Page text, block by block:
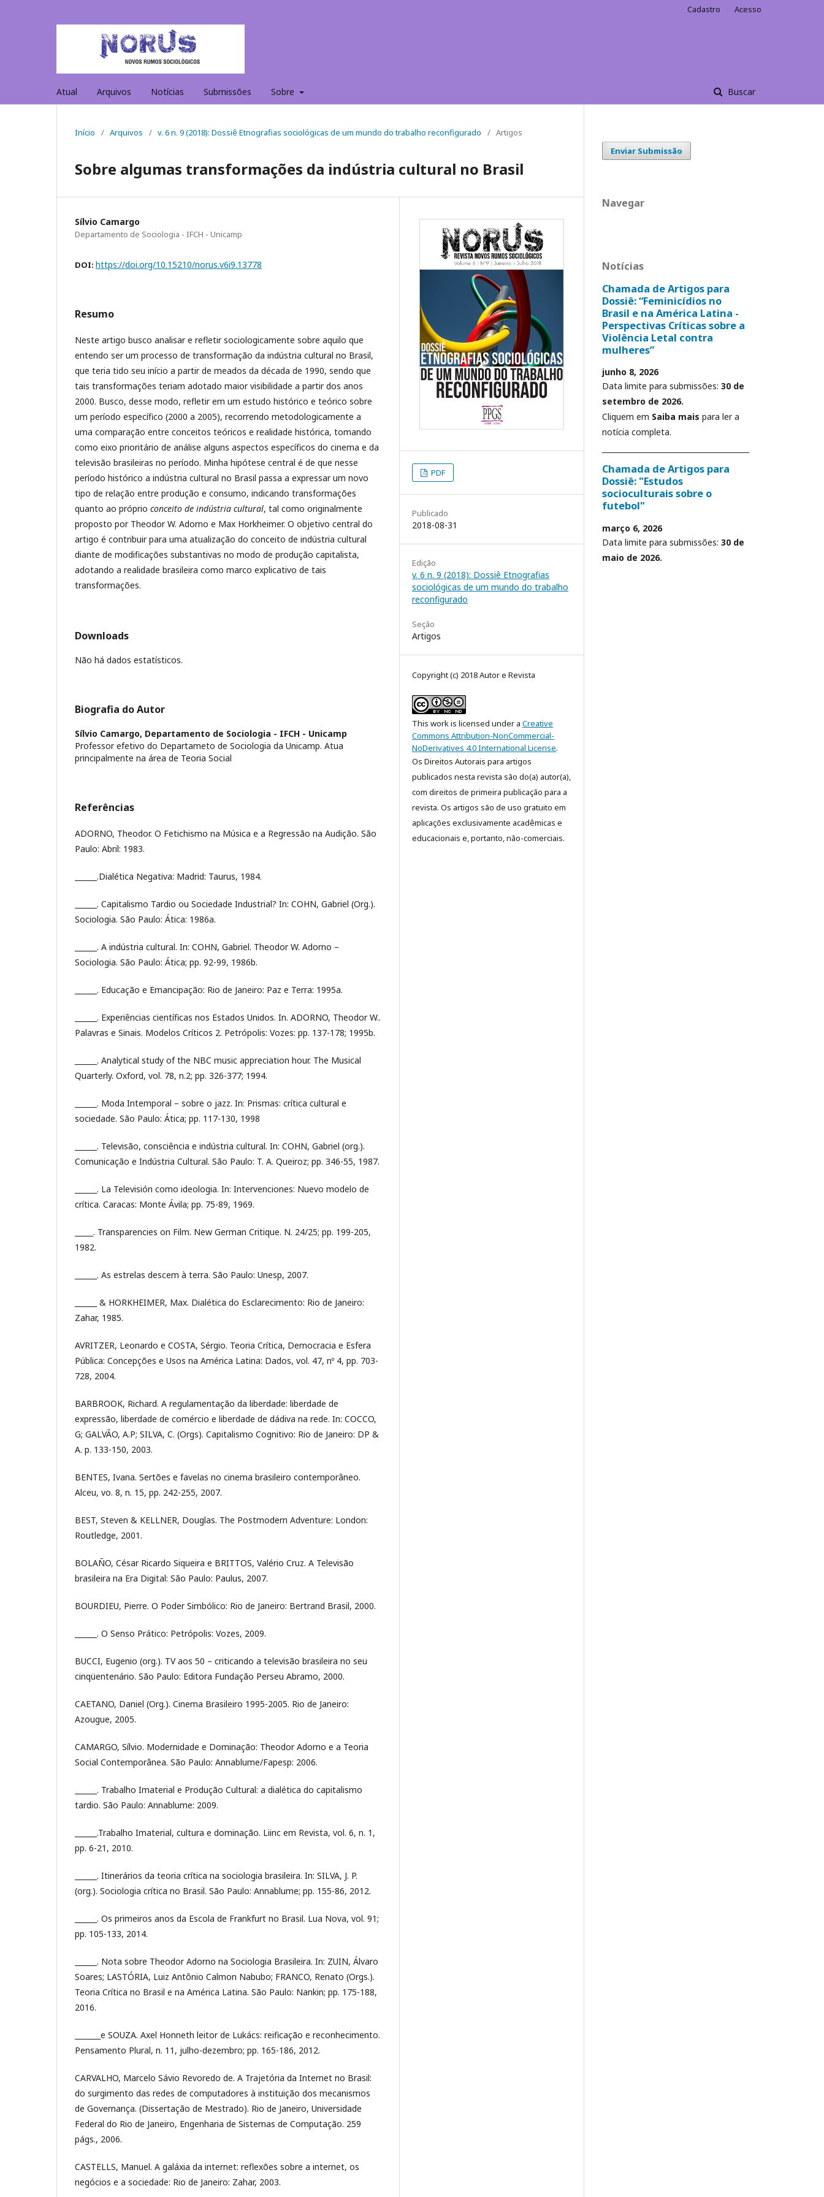
Atual Arquivos Notícias Submissões Sobre Buscar
Cadastro Acesso
Início / Arquivos / v. 6 n. 9 (2018): Dossiê Etnografias sociológicas de um mundo do trabalho reconfigurado / Artigos
Sobre algumas transformações da indústria cultural no Brasil
Sílvio Camargo
Departamento de Sociologia - IFCH - Unicamp
DOI: https://doi.org/10.15210/norus.v6i9.13778
Resumo
Neste artigo busco analisar e refletir sociologicamente sobre aquilo que
entendo ser um processo de transformação da indústria cultural no Brasil,
que teria tido seu início a partir de meados da década de 1990, sendo que
tais transformações teriam adotado maior visibilidade a partir dos anos
2000. Busco, desse modo, refletir em um estudo histórico e teórico sobre
um período específico (2000 a 2005), recorrendo metodologicamente a
uma comparação entre conceitos teóricos e realidade histórica, tomando
como eixo prioritário de análise alguns aspectos específicos do cinema e da
televisão brasileiras no período. Minha hipótese central é de que nesse
período histórico a indústria cultural no Brasil passa a expressar um novo
tipo de relação entre produção e consumo, indicando transformações
quanto ao próprio conceito de indústria cultural, tal como originalmente
proposto por Theodor W. Adorno e Max Horkheimer. O objetivo central do
artigo é contribuir para uma atualização do conceito de indústria cultural
diante de modificações substantivas no modo de produção capitalista,
adotando a realidade brasileira como marco explicativo de tais
transformações.
Downloads
Não há dados estatísticos.
Biografia do Autor
Sílvio Camargo, Departamento de Sociologia - IFCH - Unicamp
Professor efetivo do Departameto de Sociologia da Unicamp. Atua
principalmente na área de Teoria Social
Referências
ADORNO, Theodor. O Fetichismo na Música e a Regressão na Audição. São
Paulo: Abril: 1983.
______.Dialética Negativa: Madrid: Taurus, 1984.
______. Capitalismo Tardio ou Sociedade Industrial? In: COHN, Gabriel (Org.).
Sociologia. São Paulo: Ática: 1986a.
______. A indústria cultural. In: COHN, Gabriel. Theodor W. Adorno –
Sociologia. São Paulo: Ática; pp. 92-99, 1986b.
______. Educação e Emancipação: Rio de Janeiro: Paz e Terra: 1995a.
______. Experiências científicas nos Estados Unidos. In. ADORNO, Theodor W..
Palavras e Sinais. Modelos Críticos 2. Petrópolis: Vozes: pp. 137-178; 1995b.
______. Analytical study of the NBC music appreciation hour. The Musical
Quarterly. Oxford, vol. 78, n.2; pp. 326-377; 1994.
______. Moda Intemporal – sobre o jazz. In: Prismas: crítica cultural e
sociedade. São Paulo: Ática; pp. 117-130, 1998
______. Televisão, consciência e indústria cultural. In: COHN, Gabriel (org.).
Comunicação e Indústria Cultural. São Paulo: T. A. Queiroz; pp. 346-55, 1987.
______. La Televisión como ideologia. In: Intervenciones: Nuevo modelo de
crítica. Caracas: Monte Ávila; pp. 75-89, 1969.
_____. Transparencies on Film. New German Critique. N. 24/25; pp. 199-205,
1982.
______. As estrelas descem à terra. São Paulo: Unesp, 2007.
______ & HORKHEIMER, Max. Dialética do Esclarecimento: Rio de Janeiro:
Zahar, 1985.
AVRITZER, Leonardo e COSTA, Sérgio. Teoria Crítica, Democracia e Esfera
Pública: Concepções e Usos na América Latina: Dados, vol. 47, nº 4, pp. 703-
728, 2004.
BARBROOK, Richard. A regulamentação da liberdade: liberdade de
expressão, liberdade de comércio e liberdade de dádiva na rede. In: COCCO,
G; GALVÃO, A.P; SILVA, C. (Orgs). Capitalismo Cognitivo: Rio de Janeiro: DP &
A. p. 133-150, 2003.
BENTES, Ivana. Sertões e favelas no cinema brasileiro contemporâneo.
Alceu, vo. 8, n. 15, pp. 242-255, 2007.
BEST, Steven & KELLNER, Douglas. The Postmodern Adventure: London:
Routledge, 2001.
BOLAÑO, César Ricardo Siqueira e BRITTOS, Valério Cruz. A Televisão
brasileira na Era Digital: São Paulo: Paulus, 2007.
BOURDIEU, Pierre. O Poder Simbólico: Rio de Janeiro: Bertrand Brasil, 2000.
______. O Senso Prático: Petrópolis: Vozes, 2009.
BUCCI, Eugenio (org.). TV aos 50 – criticando a televisão brasileira no seu
cinqüentenário. São Paulo: Editora Fundação Perseu Abramo, 2000.
CAETANO, Daniel (Org.). Cinema Brasileiro 1995-2005. Rio de Janeiro:
Azougue, 2005.
CAMARGO, Sílvio. Modernidade e Dominação: Theodor Adorno e a Teoria
Social Contemporânea. São Paulo: Annablume/Fapesp: 2006.
______. Trabalho Imaterial e Produção Cultural: a dialética do capitalismo
tardio. São Paulo: Annablume: 2009.
______.Trabalho Imaterial, cultura e dominação. Liinc em Revista, vol. 6, n. 1,
pp. 6-21, 2010.
______. Itinerários da teoria crítica na sociologia brasileira. In: SILVA, J. P.
(org.). Sociologia crítica no Brasil. São Paulo: Annablume; pp. 155-86, 2012.
______. Os primeiros anos da Escola de Frankfurt no Brasil. Lua Nova, vol. 91;
pp. 105-133, 2014.
______. Nota sobre Theodor Adorno na Sociologia Brasileira. In: ZUIN, Álvaro
Soares; LASTÓRIA, Luiz Antônio Calmon Nabubo; FRANCO, Renato (Orgs.).
Teoria Crítica no Brasil e na América Latina. São Paulo: Nankin; pp. 175-188,
2016.
_______e SOUZA. Axel Honneth leitor de Lukács: reificação e reconhecimento.
Pensamento Plural, n. 11, julho-dezembro; pp. 165-186, 2012.
CARVALHO, Marcelo Sávio Revoredo de. A Trajetória da Internet no Brasil:
do surgimento das redes de computadores à instituição dos mecanismos
de Governança. (Dissertação de Mestrado). Rio de Janeiro, Universidade
Federal do Rio de Janeiro, Engenharia de Sistemas de Computação. 259
págs., 2006.
CASTELLS, Manuel. A galáxia da internet: reflexões sobre a internet, os
negócios e a sociedade: Rio de Janeiro: Zahar, 2003.
PDF
Publicado
2018-08-31
Edição
v. 6 n. 9 (2018): Dossiê Etnografias
sociológicas de um mundo do trabalho
reconfigurado
Seção
Artigos
Copyright (c) 2018 Autor e Revista
This work is licensed under a Creative
Commons Attribution-NonCommercial-
NoDerivatives 4.0 International License.
Os Direitos Autorais para artigos
publicados nesta revista são do(a) autor(a),
com direitos de primeira publicação para a
revista. Os artigos são de uso gratuito em
aplicações exclusivamente acadêmicas e
educacionais e, portanto, não-comerciais.
Enviar Submissão
Navegar
Notícias
Chamada de Artigos para
Dossiê: “Feminicídios no
Brasil e na América Latina -
Perspectivas Críticas sobre a
Violência Letal contra
mulheres”
junho 8, 2026
Data limite para submissões: 30 de
setembro de 2026.
Cliquem em Saiba mais para ler a
notícia completa.
Chamada de Artigos para
Dossiê: "Estudos
socioculturais sobre o
futebol"
março 6, 2026
Data limite para submissões: 30 de
maio de 2026.